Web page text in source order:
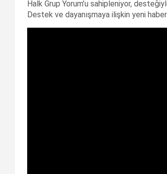
Halk Grup Yorum’u sahipleniyor,
Destek ve dayanışmaya ilişkin yeni